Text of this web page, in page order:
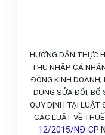
HƯỚNG DẪN THỰC
THU NHẬP CÁ
ĐỘNG KINH DOANH;
DUNG SỬA ĐỔI, BỔ
QUY ĐỊNH TẠI LUẬT
CÁC LUẬT VỀ
12/2015/NĐ-CP